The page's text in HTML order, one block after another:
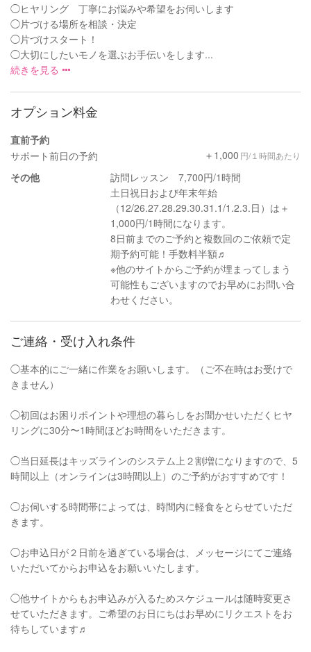
◯ヒヤリング 丁寧にお悩みや希望をお伺いします
◯片づける場所を相談・決定
◯片づけスタート！
◯大切にしたいモノを選ぶお手伝いをします...
続きを見る
オプション料金
直前予約
サポート前日の予約
＋1,000 円/１時間あたり
その他
訪問レッスン 7,700円/1時間
土日祝日および年末年始
（12/26.27.28.29.30.31.1/1.2.3.日）は＋
1,000円/1時間になります。
8日前までのご予約と複数回のご依頼で定
期予約可能！手数料半額♬
※他のサイトからご予約が埋まってしまう
可能性もございますのでお早めにお問い合
わせください。
ご連絡・受け入れ条件
◯基本的にご一緒に作業をお願いします。（ご不在時はお受けで
きません）
◯初回はお困りポイントや理想の暮らしをお聞かせいただくヒヤ
リングに30分〜1時間ほどお時間をいただきます。
◯当日延長はキッズラインのシステム上２割増になりますので、5
時間以上（オンラインは3時間以上）のご予約がおすすめです！
◯お伺いする時間帯によっては、時間内に軽食をとらせていただ
きます。
◯お申込日が２日前を過ぎている場合は、メッセージにてご連絡
いただいてからお申込をお願いいたします。
◯他サイトからもお申込みが入るためスケジュールは随時変更さ
せていただきます。ご希望のお日にちはお早めにリクエストをお
待ちしています♬